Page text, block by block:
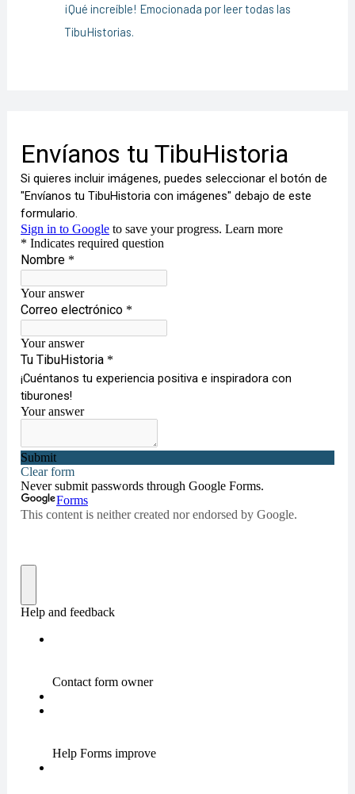
¡Qué increíble! Emocionada por leer todas las
TibuHistorias.